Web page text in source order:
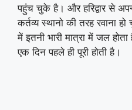
पहुंच चुके है। और हरिद्वार से
कर्तव्य स्थानो की तरह रवाना
में इतनी भारी मात्रा में जल
एक दिन पहले ही पूरी होती है।